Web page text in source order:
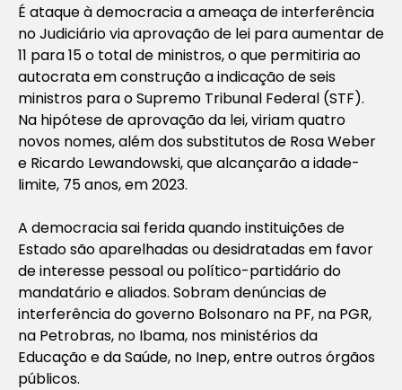
É ataque à democracia a ameaça de interferência
no Judiciário via aprovação de lei para aumentar de
11 para 15 o total de ministros, o que permitiria ao
autocrata em construção a indicação de seis
ministros para o Supremo Tribunal Federal (STF).
Na hipótese de aprovação da lei, viriam quatro
novos nomes, além dos substitutos de Rosa Weber
e Ricardo Lewandowski, que alcançarão a idade-
limite, 75 anos, em 2023.
A democracia sai ferida quando instituições de
Estado são aparelhadas ou desidratadas em favor
de interesse pessoal ou político-partidário do
mandatário e aliados. Sobram denúncias de
interferência do governo Bolsonaro na PF, na PGR,
na Petrobras, no Ibama, nos ministérios da
Educação e da Saúde, no Inep, entre outros órgãos
públicos.